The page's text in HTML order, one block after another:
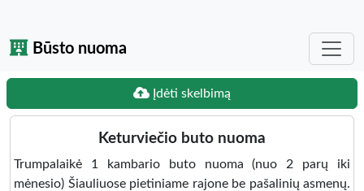
Būsto nuoma
Įdėti skelbimą
Keturviečio buto nuoma
Trumpalaikė 1 kambario buto nuoma (nuo 2 parų iki
mėnesio) Šiauliuose pietiniame rajone be pašalinių asmenų.